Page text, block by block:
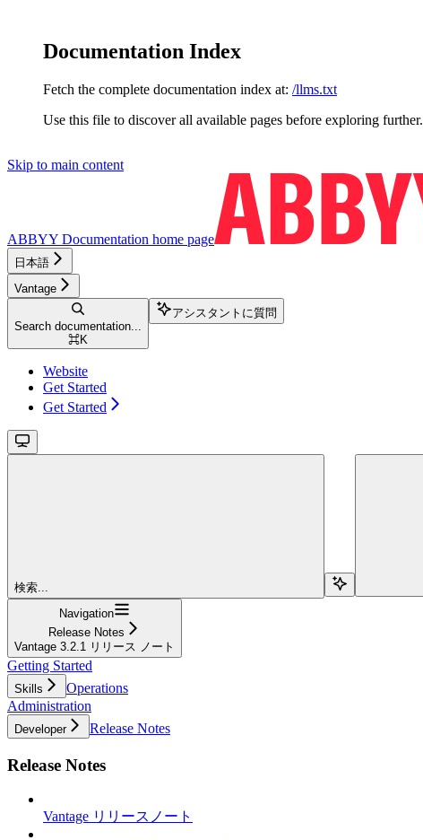
Documentation Index
Fetch the complete documentation index at: /llms.txt
Use this file to discover all available pages before exploring further.
Skip to main content
ABBYY Documentation home page
日本語
Vantage
Search documentation...
⌘K
アシスタントに質問
Website
Get Started
Get Started
検索...
Navigation
Release Notes
Vantage 3.2.1 リリース ノート
Getting Started
Skills
Operations
Administration
Developer Release Notes
Release Notes
Vantage リリースノート